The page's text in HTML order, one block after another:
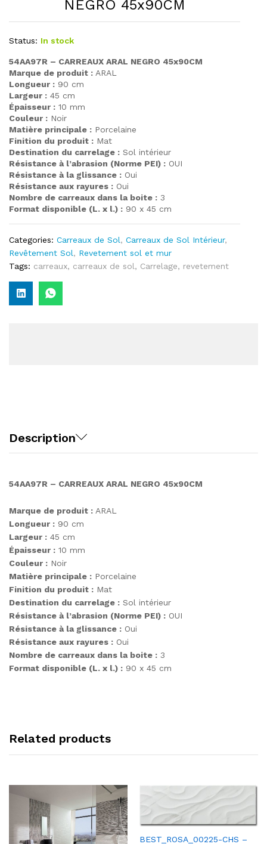
NEGRO 45x90CM
Status: In stock
54AA97R – CARREAUX ARAL NEGRO 45x90CM
Marque de produit : ARAL
Longueur : 90 cm
Largeur : 45 cm
Épaisseur : 10 mm
Couleur : Noir
Matière principale : Porcelaine
Finition du produit : Mat
Destination du carrelage : Sol intérieur
Résistance à l’abrasion (Norme PEI) : OUI
Résistance à la glissance : Oui
Résistance aux rayures : Oui
Nombre de carreaux dans la boite : 3
Format disponible (L. x l.) : 90 x 45 cm
Categories: Carreaux de Sol, Carreaux de Sol Intérieur,
Revêtement Sol, Revetement sol et mur
Tags: carreaux, carreaux de sol, Carrelage, revetement
Description
54AA97R – CARREAUX ARAL NEGRO 45x90CM
Marque de produit : ARAL
Longueur : 90 cm
Largeur : 45 cm
Épaisseur : 10 mm
Couleur : Noir
Matière principale : Porcelaine
Finition du produit : Mat
Destination du carrelage : Sol intérieur
Résistance à l’abrasion (Norme PEI) : OUI
Résistance à la glissance : Oui
Résistance aux rayures : Oui
Nombre de carreaux dans la boite : 3
Format disponible (L. x l.) : 90 x 45 cm
Related products
BEST_ROSA_00225-CHS –